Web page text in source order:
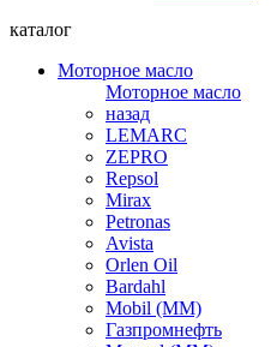
каталог
Моторное масло
Моторное масло
назад
LEMARC
ZEPRO
Repsol
Mirax
Petronas
Avista
Orlen Oil
Bardahl
Mobil (ММ)
Газпромнефть